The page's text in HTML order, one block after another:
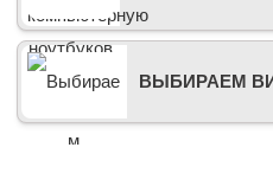
ВЫБИРАЕМ